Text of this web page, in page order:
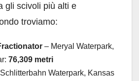
gli scivoli più alti e
troviamo:
– Meryal Waterpark,
76,309 metri
Waterpark, Kansas